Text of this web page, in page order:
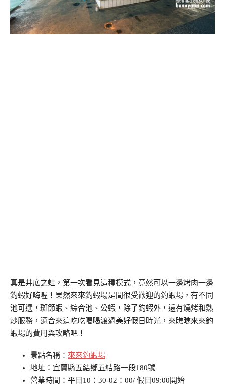
真是井底之蛙，第一次看見這種模式，竟然可以一邊烤肉一邊
釣蝦好嗨喔！果然來來釣蝦場是間很受歡迎的釣蝦場，有不同
池可選，斑節蝦、綜合池、公蝦，除了釣蝦外，還有燒烤和熱
炒服務，適合來這吃吃喝喝渡過美好假日時光，來瞧瞧來來釣
蝦場的費用與攻略吧！
景點名稱： 來來釣蝦場
地址：宜蘭縣五結鄉五結路一段180號
營業時間：平日10：30-02：00/ 假日09:00開始